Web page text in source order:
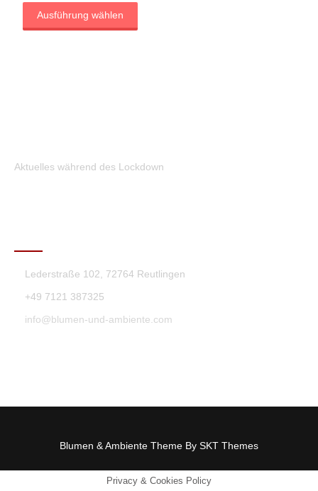
Ausführung wählen
Aktuelles während des Lockdown
Lederstraße 102, 72764 Reutlingen
+49 7121 387325
info@blumen-und-ambiente.com
Blumen & Ambiente Theme By SKT Themes
Privacy & Cookies Policy